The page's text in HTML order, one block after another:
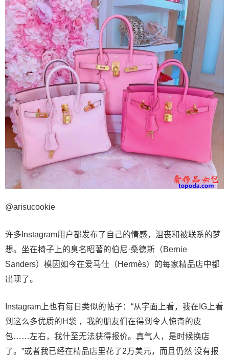
@arisucookie
许多Instagram用户都发布了自己的情感，沮丧和被联系的梦
想。坐在椅子上的臭名昭著的伯尼·桑德斯（Bernie
Sanders）模因如今在爱马仕（Hermès）的每家精品店中都
出现了。
Instagram上也有每日类似的帖子：“从字面上看，我在IG上看
到这么多优质的H袋 ，我的朋友们在得到令人惊奇的皮
包……左右，我什至无法获得报价。真气人，是时候换店
了。”或者我已经在精品店里花了2万美元，而且仍然 没有报